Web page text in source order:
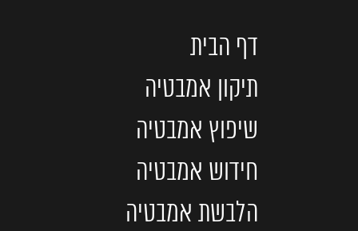
דף הבית
תיקון אמבטיה
שיפוץ אמבטיה
חידוש אמבטיה
הלבשת אמבטיה